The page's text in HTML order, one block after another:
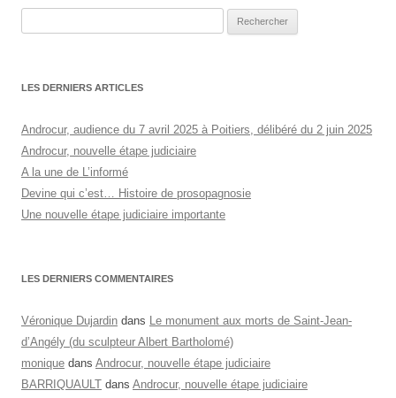
LES DERNIERS ARTICLES
Androcur, audience du 7 avril 2025 à Poitiers, délibéré du 2 juin 2025
Androcur, nouvelle étape judiciaire
A la une de L’informé
Devine qui c’est… Histoire de prosopagnosie
Une nouvelle étape judiciaire importante
LES DERNIERS COMMENTAIRES
Véronique Dujardin dans Le monument aux morts de Saint-Jean-
d’Angély (du sculpteur Albert Bartholomé)
monique dans Androcur, nouvelle étape judiciaire
BARRIQUAULT dans Androcur, nouvelle étape judiciaire